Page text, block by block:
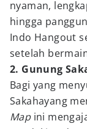
nyaman,
hingga
Indo Hangout
setelah
2. Gunung
Bagi yang
Sakahayang
Mapini